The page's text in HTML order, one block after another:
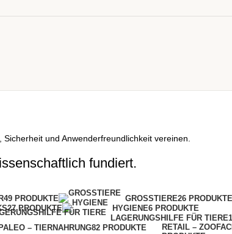
und Anwenderfreundlichkeit vereinen.
fundiert.
49 PRODUKTE GROSSTIERE 26 PRODUKTE
27 PRODUKTE HYGIENE6 PRODUKTE
LAGERUNGSHILFE FÜR TIERE
– TIERNAHRUNG82 PRODUKTE RETAIL –